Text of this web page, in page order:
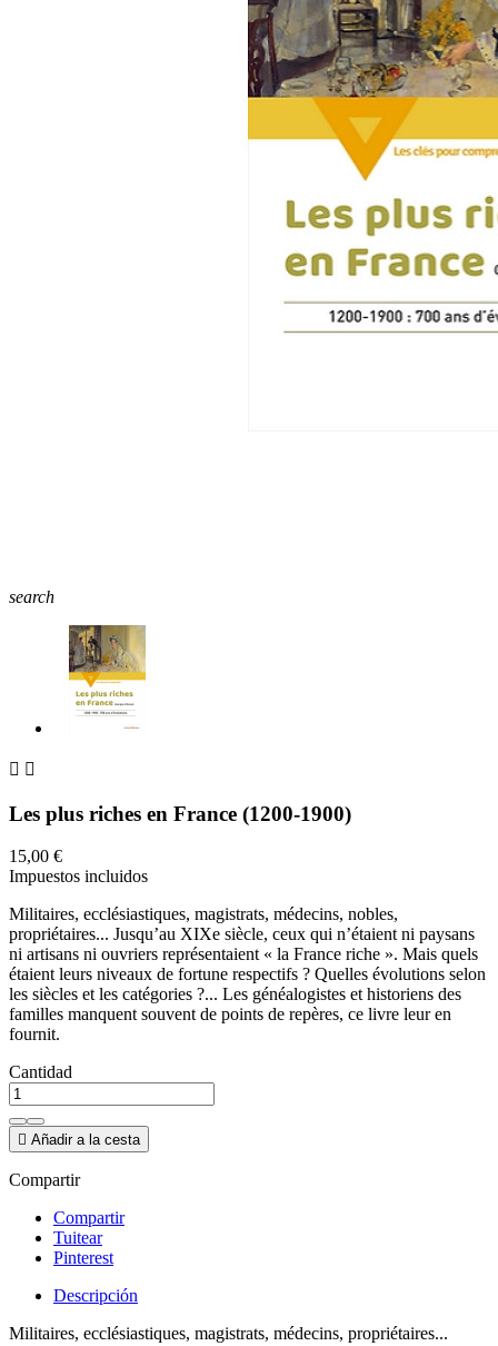
search
 
Les plus riches en France (1200-1900)
15,00 €
Impuestos incluidos
Militaires, ecclésiastiques, magistrats, médecins, nobles,
propriétaires... Jusqu’au XIXe siècle, ceux qui n’étaient ni paysans
ni artisans ni ouvriers représentaient « la France riche ». Mais quels
étaient leurs niveaux de fortune respectifs ? Quelles évolutions selon
les siècles et les catégories ?... Les généalogistes et historiens des
familles manquent souvent de points de repères, ce livre leur en
fournit.
Cantidad
 Añadir a la cesta
Compartir
Compartir
Tuitear
Pinterest
Descripción
Militaires, ecclésiastiques, magistrats, médecins, propriétaires...